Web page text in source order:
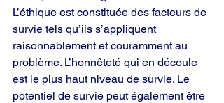
L’éthique est constituée des facteurs de
survie tels qu’ils s’appliquent
raisonnablement et couramment au
problème. L’honnêteté qui en découle
est le plus haut niveau de survie. Le
potentiel de survie peut également être